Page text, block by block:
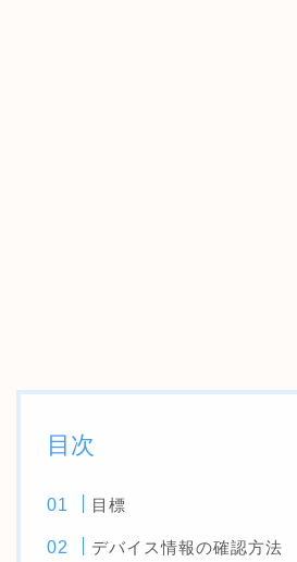
目次
目標
デバイス情報の確認方法